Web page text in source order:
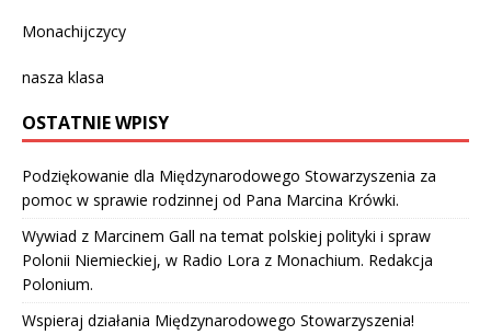
Monachijczycy
nasza klasa
OSTATNIE WPISY
Podziękowanie dla Międzynarodowego Stowarzyszenia za
pomoc w sprawie rodzinnej od Pana Marcina Krówki.
Wywiad z Marcinem Gall na temat polskiej polityki i spraw
Polonii Niemieckiej, w Radio Lora z Monachium. Redakcja
Polonium.
Wspieraj działania Międzynarodowego Stowarzyszenia!